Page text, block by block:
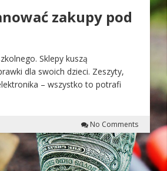
zakupy pod
Sklepy kuszą
dla swoich dzieci. Zeszyty,
– wszystko to potrafi
No Comments